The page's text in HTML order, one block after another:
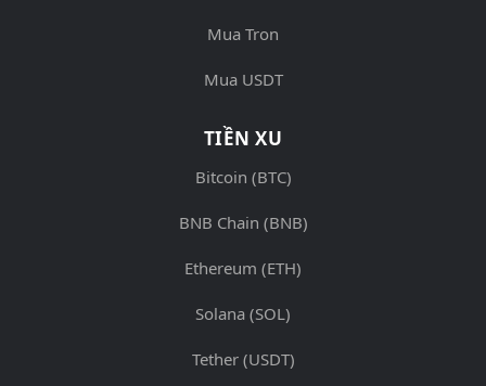
Mua Tron
Mua USDT
TIỀN XU
Bitcoin (BTC)
BNB Chain (BNB)
Ethereum (ETH)
Solana (SOL)
Tether (USDT)